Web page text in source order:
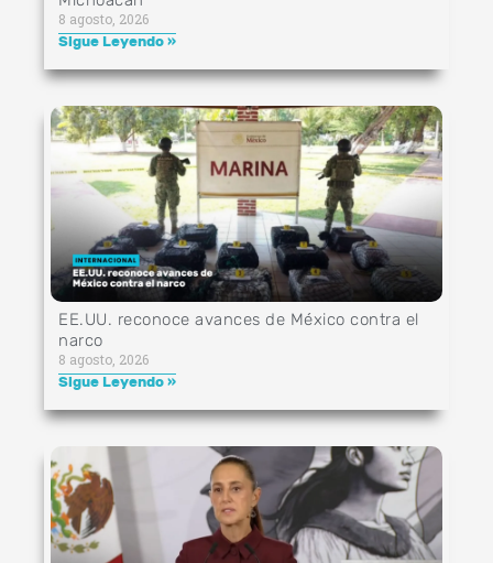
8 agosto, 2026
Sigue Leyendo »
EE.UU. reconoce avances de México contra el
narco
8 agosto, 2026
Sigue Leyendo »